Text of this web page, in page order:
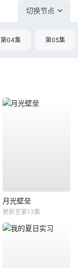
切换节点
第04集 第05集
月光壁垒
更新至第13集